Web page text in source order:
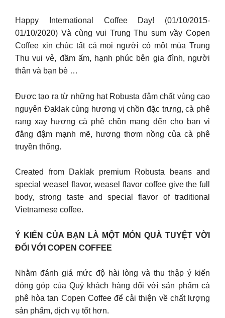
Happy International Coffee Day! (01/10/2015-
01/10/2020) Và cùng vui Trung Thu sum vầy Copen
Coffee xin chúc tất cả mọi người có một mùa Trung
Thu vui vẻ, đầm ấm, hạnh phúc bên gia đình, người
thân và bạn bè …
Được tạo ra từ những hạt Robusta đậm chất vùng cao
nguyên Đaklak cùng hương vị chồn đặc trưng, cà phê
rang xay hương cà phê chồn mang đến cho bạn vị
đắng đậm mạnh mẽ, hương thơm nồng của cà phê
truyền thống.
Created from Daklak premium Robusta beans and
special weasel flavor, weasel flavor coffee give the full
body, strong taste and special flavor of traditional
Vietnamese coffee.
Ý KIẾN CỦA BẠN LÀ MỘT MÓN QUÀ TUYỆT VỜI
ĐỐI VỚI COPEN COFFEE
Nhằm đánh giá mức độ hài lòng và thu thập ý kiến
đóng góp của Quý khách hàng đối với sản phẩm cà
phê hòa tan Copen Coffee để cải thiện về chất lượng
sản phẩm, dịch vụ tốt hơn.